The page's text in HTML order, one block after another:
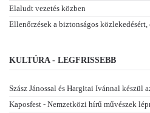
Elaludt vezetés közben
Ellenőrzések a biztonságos
KULTÚRA - LEGFRISSEBB
Szász Jánossal és Hargitai Ivánnal készül
Kaposfest - Nemzetközi hírű művészek